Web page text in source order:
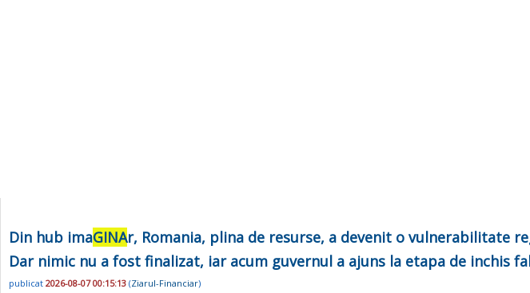
Din hub imaGINAr, Romania, plina de resurse, a devenit o vulnerabilitate
Dar nimic nu a fost finalizat, iar acum guvernul a ajuns la etapa de inchis
publicat 2026-08-07 00:15:13 (Ziarul-Financiar)